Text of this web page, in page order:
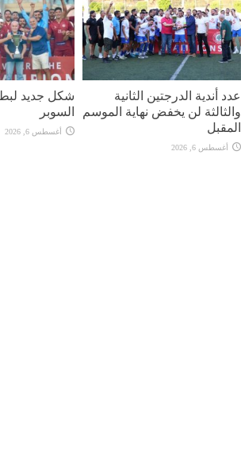
عدد أندية الدرجتين الثانية
والثالثة لن يخفض نهاية الموسم
المقبل
أغسطس 6, 2026
شكل جديد
السوبر
أغسطس 6, 2026